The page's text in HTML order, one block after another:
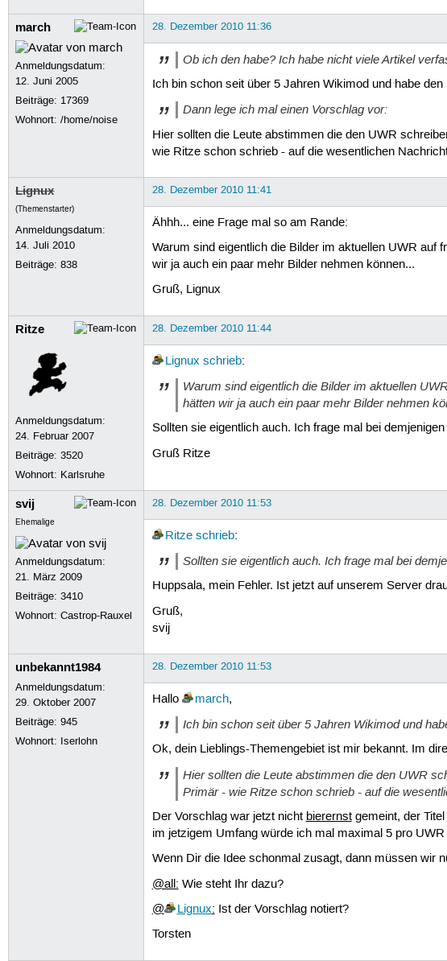
march
Anmeldungsdatum:
12. Juni 2005
Beiträge: 17369
Wohnort: /home/noise
28. Dezember 2010 11:36
Ob ich den habe? Ich habe nicht viele Artikel
Ich bin schon seit über 5 Jahren Wikimod und habe
Dann lege ich mal einen Vorschlag vor:
Hier sollten die Leute abstimmen die den UWR
wie Ritze schon schrieb - auf die wesentlichen
Lignux
(Themenstarter)
Anmeldungsdatum:
14. Juli 2010
Beiträge:838
28. Dezember 2010 11:41
Ähhh... eine Frage mal so am Rande:
Warum sind eigentlich die Bilder im aktuellen UWR auf
wir ja auch ein paar mehr Bilder nehmen können...
Gruß, Lignux
Ritze
Anmeldungsdatum:
24. Februar 2007
Beiträge:3520
Wohnort: Karlsruhe
28. Dezember 2010 11:44
Lignux schrieb:
Warum sind eigentlich die Bilder im aktuellen
hätten wir ja auch ein paar mehr Bilder nehmen
Sollten sie eigentlich auch. Ich frage mal bei
Gruß Ritze
svij
Ehemalige
Anmeldungsdatum:
21. März 2009
Beiträge:3410
Wohnort: Castrop-Rauxel
28. Dezember 2010 11:53
Ritze schrieb:
Sollten sie eigentlich auch. Ich frage mal bei
Huppsala, mein Fehler. Ist jetzt auf unserem Server
Gruß,
svij
unbekannt1984
Anmeldungsdatum:
29. Oktober 2007
Beiträge:945
Wohnort: Iserlohn
28. Dezember 2010 11:53
Hallo march,
Ich bin schon seit über 5 Jahren Wikimod und
Ok, dein Lieblings-Themengebiet ist mir bekannt. Im
Hier sollten die Leute abstimmen die den UWR
Primär - wie Ritze schon schrieb - auf die
Der Vorschlag war jetzt nicht bierernstgemeint, der Titel
im jetzigem Umfang würde ich mal maximal 5 pro
Wenn Dir die Idee schonmal zusagt, dann müssen wir
@all: Wie steht Ihr dazu?
@
Lignux: Ist der Vorschlag notiert?
Torsten